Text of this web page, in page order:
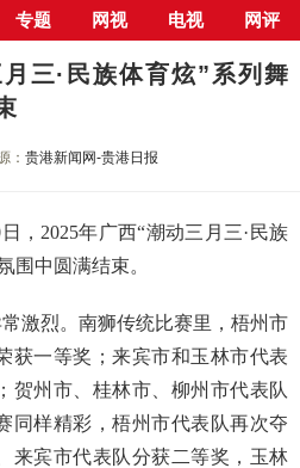
专题 网视 电视 网评
要闻> 正文
三·民族体育炫”系列舞
：贵港新闻网-贵港日报
，2025年广西“潮动三月三·民族
围中圆满结束。
激烈。南狮传统比赛里，梧州市
获一等奖；来宾市和玉林市代表
贺州市、桂林市、柳州市代表队
同样精彩，梧州市代表队再次夺
来宾市代表队分获二等奖，玉林